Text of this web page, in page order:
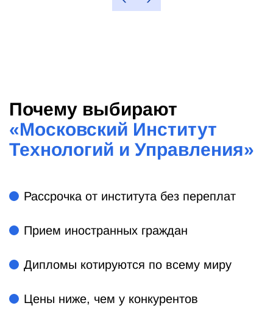
Почему выбирают
«Московский Институт
Технологий и Управления»
Рассрочка от института без переплат
Прием иностранных граждан
Дипломы котируются по всему миру
Цены ниже, чем у конкурентов